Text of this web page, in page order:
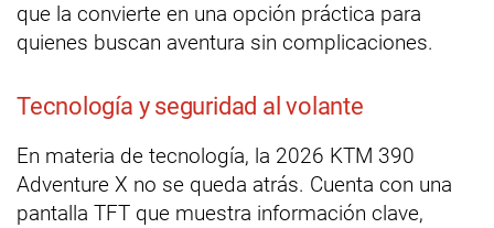
que la convierte en una opción práctica para
quienes buscan aventura sin complicaciones.
Tecnología y seguridad al volante
En materia de tecnología, la 2026 KTM 390
Adventure X no se queda atrás. Cuenta con una
pantalla TFT que muestra información clave,